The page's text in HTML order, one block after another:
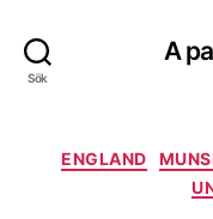
Sök
A
ENGLAND